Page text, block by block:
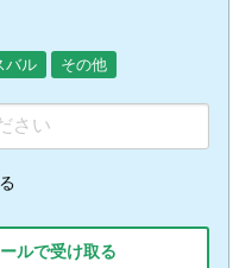
バル その他
ルで受け取る